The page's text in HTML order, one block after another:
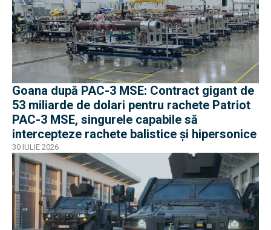
Goana după PAC-3 MSE: Contract gigant de
53 miliarde de dolari pentru rachete Patriot
PAC-3 MSE, singurele capabile să
intercepteze rachete balistice și hipersonice
30 IULIE 2026